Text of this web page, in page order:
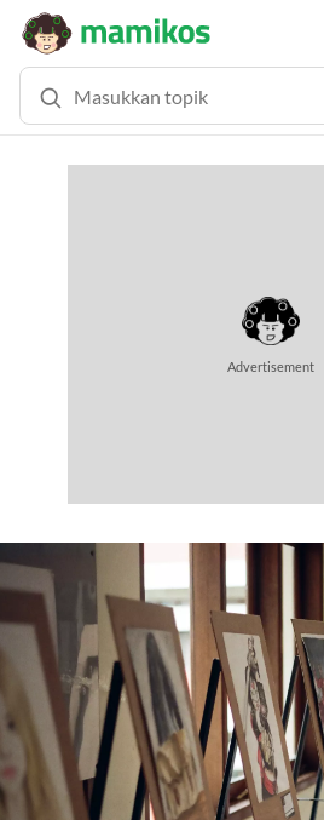
Advertisement